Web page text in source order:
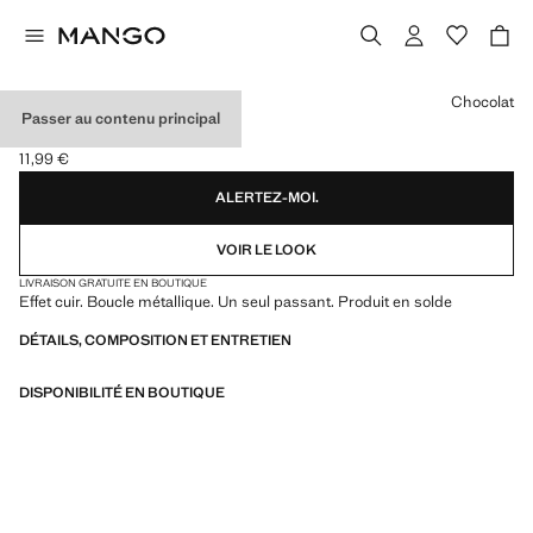
Passer au contenu principal
CEINTURE SIMILI-CUIR
Prix actuel [11,99 € ]
11,99 €
Choisissez une couleur
Chocolat
ALERTEZ-MOI.
VOIR LE LOOK
LIVRAISON GRATUITE EN BOUTIQUE
Effet cuir. Boucle métallique. Un seul passant. Produit en solde
DÉTAILS, COMPOSITION ET ENTRETIEN
DISPONIBILITÉ EN BOUTIQUE